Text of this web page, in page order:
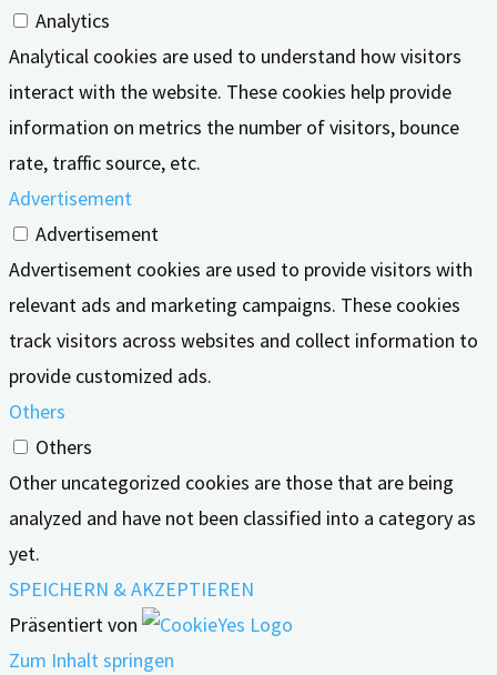
Analytics
Analytical cookies are used to understand how visitors
interact with the website. These cookies help provide
information on metrics the number of visitors, bounce
rate, traffic source, etc.
Advertisement
Advertisement
Advertisement cookies are used to provide visitors with
relevant ads and marketing campaigns. These cookies
track visitors across websites and collect information to
provide customized ads.
Others
Others
Other uncategorized cookies are those that are being
analyzed and have not been classified into a category as
yet.
SPEICHERN & AKZEPTIEREN
Präsentiert von
Zum Inhalt springen